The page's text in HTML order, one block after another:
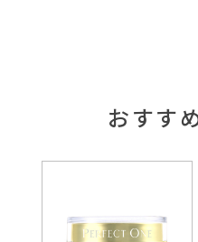
おすす